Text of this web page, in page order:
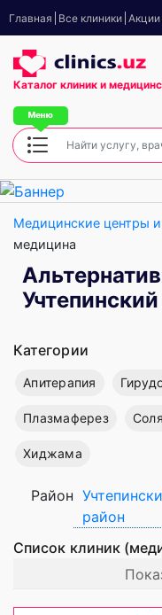
Главная Все клиники Акции
Каталог клиник и
Медицинские центры
медицина
Категории
Апитерапия
Плазмаферез
Хиджама
Район
район
Список клиник